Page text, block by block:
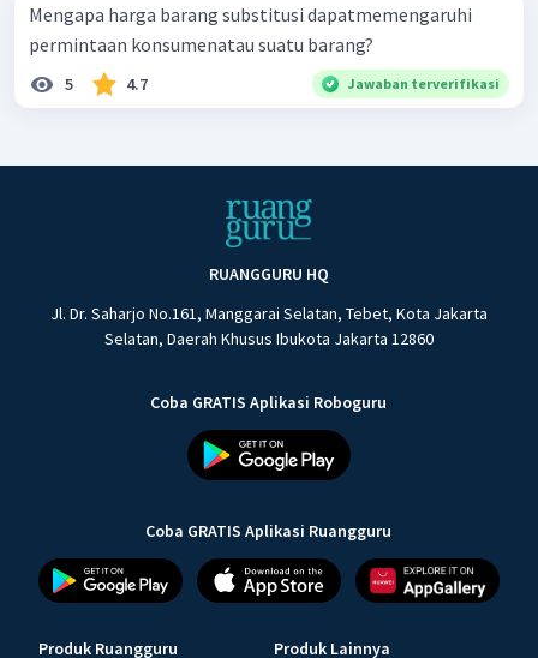
Mengapa harga barang substitusi dapatmemengaruhi
permintaan konsumenatau suatu barang?
5 4.7 Jawaban terverifikasi
RUANGGURU HQ
Jl. Dr. Saharjo No.161, Manggarai Selatan, Tebet, Kota Jakarta
Selatan, Daerah Khusus Ibukota Jakarta 12860
Coba GRATIS Aplikasi Roboguru
Coba GRATIS Aplikasi Ruangguru
Produk Ruangguru Produk Lainnya